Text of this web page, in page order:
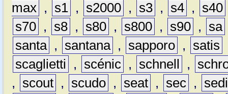
max , s1 , s2000 , s3 , s4 , s40
s70 , s8 , s80 , s800 , s90 , sa
santa , santana , sapporo , satis
scaglietti
, scénic , schnell ,
,
scout , scudo , seat , sec ,